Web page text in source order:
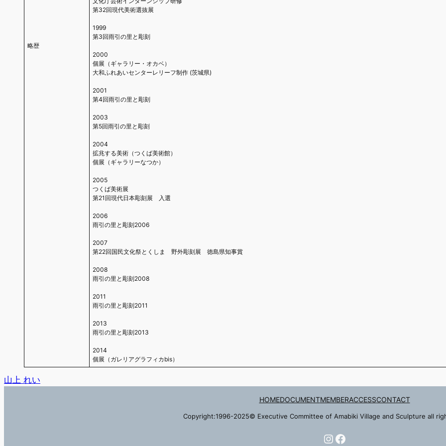
略歴
第32回現代美術選抜展
1999
第3回雨引の里と彫刻
2000
個展（ギャラリー・オカベ）
大和ふれあいセンターレリーフ制作 (茨城県)
2001
第4回雨引の里と彫刻
2003
第5回雨引の里と彫刻
2004
拡兆する美術（つくば美術館）
個展（ギャラリーなつか）
2005
つくば美術展
第21回現代日本彫刻展 入選
2006
雨引の里と彫刻2006
2007
第22回国民文化祭とくしま 野外彫刻展 徳島県知事賞
2008
雨引の里と彫刻2008
2011
雨引の里と彫刻2011
2013
雨引の里と彫刻2013
2014
個展（ガレリアグラフィカbis）
山上 れい
HOMEDOCUMENTMEMBERACCESSCONTACT
Copyright:1996-2025© Executive Committee of Amabiki Village and Sculpture all
Instagram
Facebook